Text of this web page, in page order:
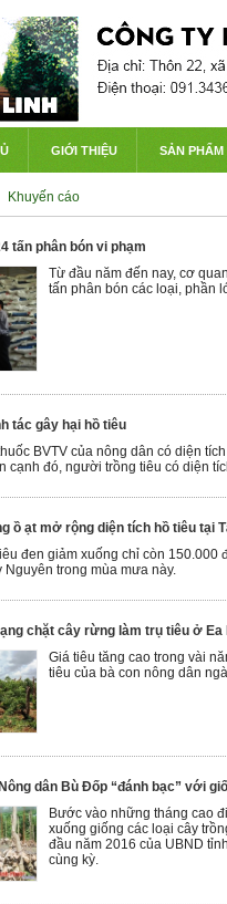
GIỚI THIỆU SẢN PHẨM
Khuyến cáo
tấn phân bón vi phạm
Từ đầu năm đến nay, cơ
tấn phân bón các loại, phần
tác gây hại hồ tiêu
BVTV của nông dân có diện
cạnh đó, người trồng tiêu có diện
ồ ạt mở rộng diện tích hồ tiêu tại
đen giảm xuống chỉ còn
trong mùa mưa này.
chặt cây rừng làm trụ tiêu ở Ea
Giá tiêu tăng cao trong vài
tiêu của bà con nông dân
dân Bù Đốp “đánh bạc” với
Bước vào những tháng cao
xuống giống các loại cây
đầu năm 2016 của UBND
cùng kỳ.